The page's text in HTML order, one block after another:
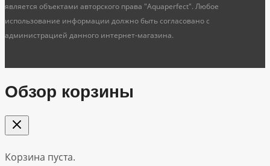
является объектами авторского права "Aquaperfect". Любое
использование информации должно быть согласовано с
администрацией данного интернет-магазина.
Обзор корзины
Корзина пуста.